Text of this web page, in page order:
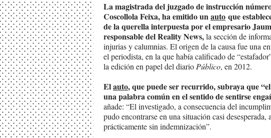
La magistrada del juzgado de instrucción
Coscollola Feixa, ha emitido unauto que
de la querella interpuesta por el empresario
responsable del Reality News,la sección de
injurias y calumnias. El origen de la causa fue una
el periodista, en la que había calificado de
la edición en papel del diario Público, en 2012.
Elauto, que puede ser recurrido, subraya que
una palabra común en el sentido de sentirse
añade: “El investigado, a consecuencia del
pudo encontrarse en una situación casi
prácticamente sin indemnización”.